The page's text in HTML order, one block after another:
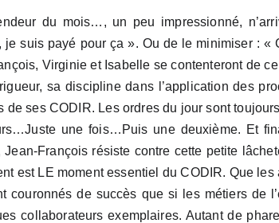
du mois…, un peu impressionné,
je suis payé pour ça ». Ou de le minimiser :
Virginie et Isabelle se contenteront de
sa discipline dans l’application des
ses CODIR. Les ordres du jour sont
une fois…Puis une deuxième. Et
François résiste contre cette petite
est LE moment essentiel du CODIR. Que
couronnés de succès que si les métiers de
collaborateurs exemplaires. Autant de